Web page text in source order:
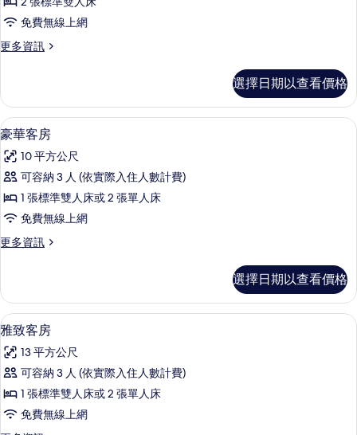
四
房
所
有
相
片
免費無線上網
更多資訊
更
四
人
房
詳
情
選擇日期以查看價格
顯
示
豪
華
客
的
有
相
片
客房內保險箱、遮光布/窗簾、隔音、
7
豪華客房
10 平方公尺
可容納 3 人 (依實際入住人數計費)
1 張標準雙人床或 2 張單人床
免費無線上網
更多資訊
更
客
房
的
詳
情
選擇日期以查看價格
顯
示
雅
致
客
客房內保險箱、遮光布/窗簾、隔音、
7
雅致客房
13 平方公尺
可容納 3 人 (依實際入住人數計費)
1 張標準雙人床或 2 張單人床
免費無線上網